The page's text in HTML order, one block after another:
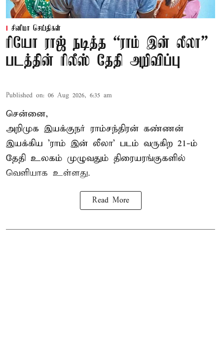
சினிமா செய்திகள்
ரியோ ராஜ் நடித்த “ராம் இன் லீலா”
படத்தின் ரிலீஸ் தேதி அறிவிப்பு
Published on: 06 Aug 2026, 6:35 am
சென்னை,
அறிமுக இயக்குநர் ராம்சந்திரன் கண்ணன்
இயக்கிய 'ராம் இன் லீலா' படம் வருகிற 21-ம்
தேதி உலகம் முழுவதும் திரையரங்குகளில்
வெளியாக உள்ளது.
Read More